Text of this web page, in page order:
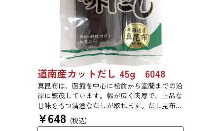
道南産カットだし 45g 6048
真昆布は、函館を中心に松前から室蘭までの沿
岸に繁茂しています。幅が広く肉厚で、上品な
甘味をもつ清澄なだしが取れます。だし昆布、
塩昆布、おぼろ昆布、とろろ昆布、佃煮、バッ
テラなどに用いられます。
¥648 (税込)